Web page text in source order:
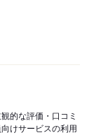
的な評価・口コミ
けサービスの利用